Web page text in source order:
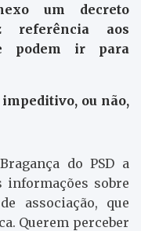
um decreto
referência aos
podem ir para
ou não,
do PSD a
informações sobre
associação, que
Querem perceber